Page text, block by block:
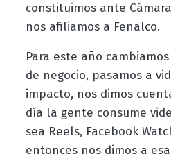
constituimos ante
nos afiliamos a Fenalco.
Para este año
de negocio, pasamos a
impacto, nos dimos
día la gente consume
sea Reels, Facebook
entonces nos dimos a